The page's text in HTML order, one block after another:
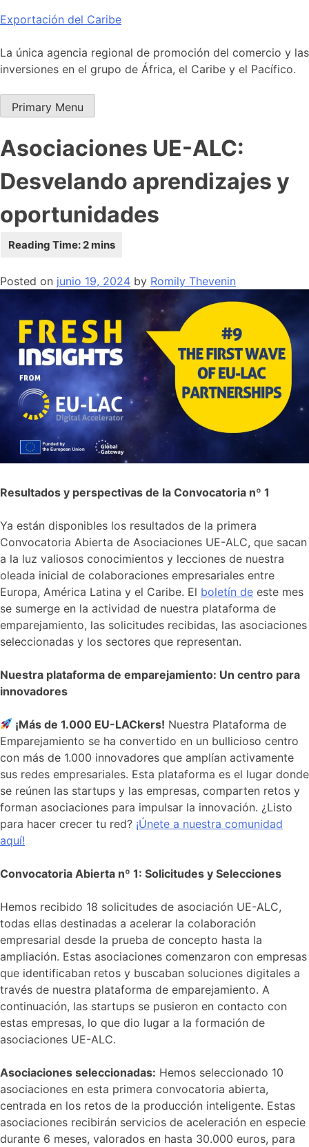
Skip
content
Exportación del Caribe
La única agencia regional de promoción del comercio y las
inversiones en el grupo de África, el Caribe y el Pacífico.
Primary Menu
Asociaciones UE-ALC:
Desvelando aprendizajes y
oportunidades
Posted on junio 19, 2024 by Romily Thevenin
Resultados y perspectivas de la Convocatoria nº 1
Ya están disponibles los resultados de la primera
Convocatoria Abierta de Asociaciones UE-ALC, que sacan
a la luz valiosos conocimientos y lecciones de nuestra
oleada inicial de colaboraciones empresariales entre
Europa, América Latina y el Caribe. El boletín de este mes
se sumerge en la actividad de nuestra plataforma de
emparejamiento, las solicitudes recibidas, las asociaciones
seleccionadas y los sectores que representan.
Nuestra plataforma de emparejamiento: Un centro para
innovadores
¡Más de 1.000 EU-LACkers! Nuestra Plataforma de
Emparejamiento se ha convertido en un bullicioso centro
con más de 1.000 innovadores que amplían activamente
sus redes empresariales. Esta plataforma es el lugar donde
se reúnen las startups y las empresas, comparten retos y
forman asociaciones para impulsar la innovación. ¿Listo
para hacer crecer tu red? ¡Únete a nuestra comunidad
aquí!
Convocatoria Abierta nº 1: Solicitudes y Selecciones
Hemos recibido 18 solicitudes de asociación UE-ALC,
todas ellas destinadas a acelerar la colaboración
empresarial desde la prueba de concepto hasta la
ampliación. Estas asociaciones comenzaron con empresas
que identificaban retos y buscaban soluciones digitales a
través de nuestra plataforma de emparejamiento. A
continuación, las startups se pusieron en contacto con
estas empresas, lo que dio lugar a la formación de
asociaciones UE-ALC.
Asociaciones seleccionadas: Hemos seleccionado 10
asociaciones en esta primera convocatoria abierta,
centrada en los retos de la producción inteligente. Estas
asociaciones recibirán servicios de aceleración en especie
durante 6 meses, valorados en hasta 30.000 euros, para